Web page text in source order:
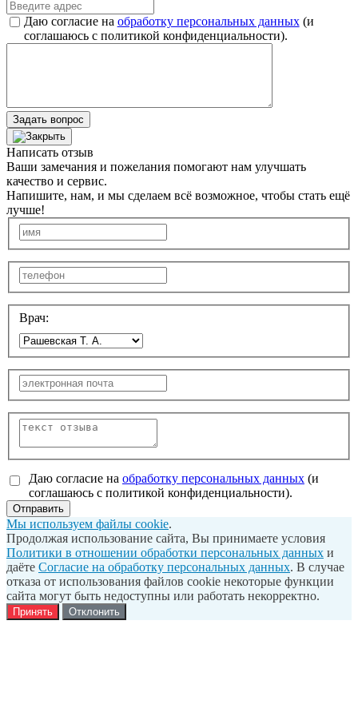
Даю согласие на обработку персональных данных(и
соглашаюсь с политикой конфиденциальности).
Задать вопрос
Написать отзыв
Ваши замечания и пожелания помогают нам улучшать
качество и сервис.
Напишите, нам, и мы сделаем всё возможное, чтобы стать ещё
лучше!
Врач:
Даю согласие на обработку персональных данных (и
соглашаюсь с политикой конфиденциальности).
Отправить
Мы используем файлы cookie.
Продолжая использование сайта, Вы принимаете условия
Политики в отношении обработки персональных данных и
даёте Согласие на обработку персональных данных. В случае
отказа от использования файлов cookie некоторые функции
сайта могут быть недоступны или работать некорректно.
Принять Отклонить